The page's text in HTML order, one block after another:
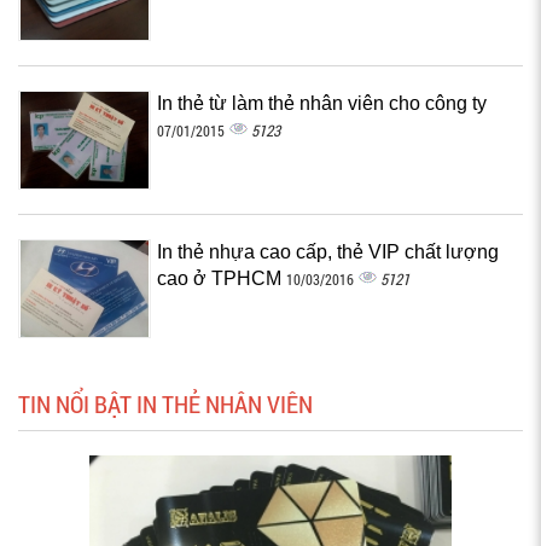
In thẻ từ làm thẻ nhân viên cho công ty
07/01/2015 5123
In thẻ nhựa cao cấp, thẻ VIP chất lượng
cao ở TPHCM 10/03/2016 5121
TIN NỔI BẬT IN THẺ NHÂN VIÊN